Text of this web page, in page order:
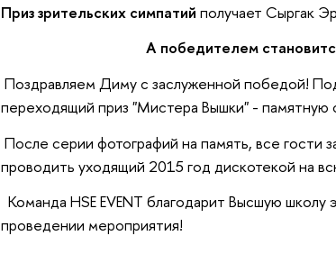
Приз зрительских симпатий получает Сыргак
А победителем
Поздравляем Диму с заслуженной победой!
переходящий приз "Мистера Вышки" - памятную
После серии фотографий на память, все гости
проводить уходящий 2015 год дискотекой на
Команда HSE EVENT благодарит Высшую
проведении мероприятия!